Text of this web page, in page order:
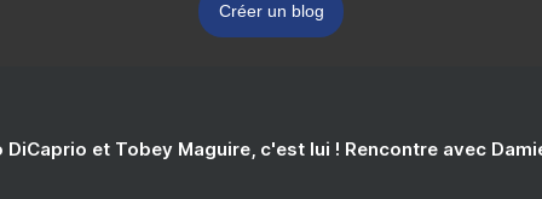
Créer un blog
DiCaprio et Tobey Maguire, c'est lui ! Rencontre avec